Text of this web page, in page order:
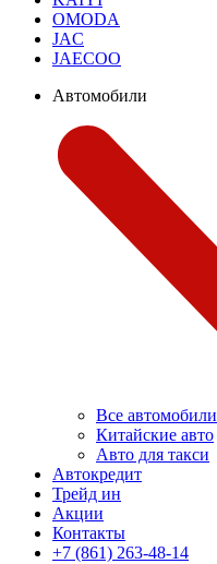
OMODA
JAC
JAECOO
Автомобили
Все автомобили
Китайские авто
Авто для такси
Автокредит
Трейд ин
Акции
Контакты
+7 (861) 263-48-14